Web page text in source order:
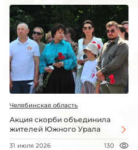
Челябинская область
Акция скорби объединила
жителей Южного Урала
31 июля 2026 130